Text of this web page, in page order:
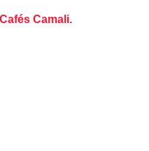
Camali.